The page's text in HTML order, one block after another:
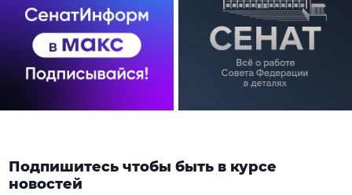
Подпишитесь чтобы быть в курсе
новостей